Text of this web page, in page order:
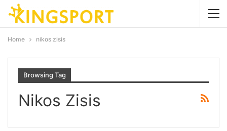
Home nikos zisis
Browsing Tag
Nikos Zisis